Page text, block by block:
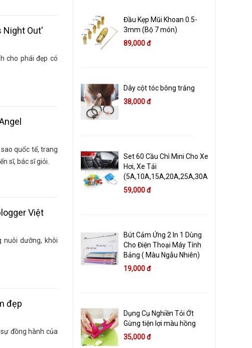
Night Out'
cho phái đẹp có
quốc tế, trang
sĩ, bác sĩ giỏi.
Việt
nuôi dưỡng, khôi
đẹp
đồng hành của
Đầu Kẹp Mũi Khoan 0.5-
3mm (Bộ 7 món)
89,000 đ
Dây cột tóc bông trắng
38,000 đ
Set 60 Cầu Chì Mini Cho Xe
Hơi, Xe Tải
(5A,10A,15A,20A,25A,30A)
59,000 đ
Bút Cảm Ứng 2 In 1 Dùng
Cho Điện Thoại Máy Tính
Bảng ( Màu Ngẫu Nhiên)
19,000 đ
Dụng Cụ Nghiền Tỏi Ớt
Gừng tiện lợi màu hồng
35,000 đ